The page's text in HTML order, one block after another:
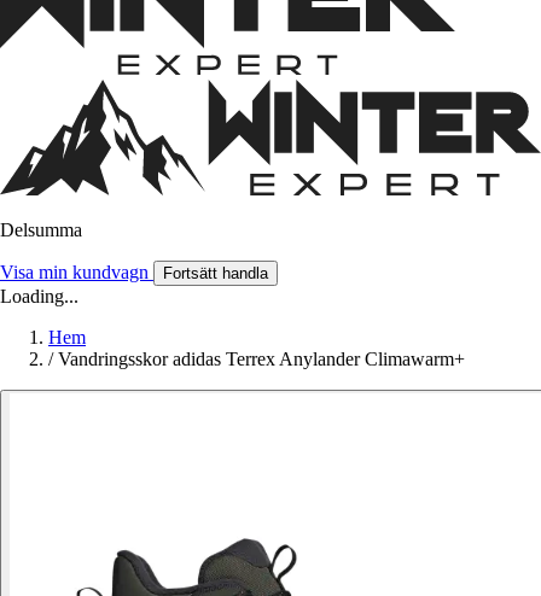
Delsumma
Visa min kundvagn Fortsätt handla
Loading...
Hem
/ Vandringsskor adidas Terrex Anylander Climawarm+